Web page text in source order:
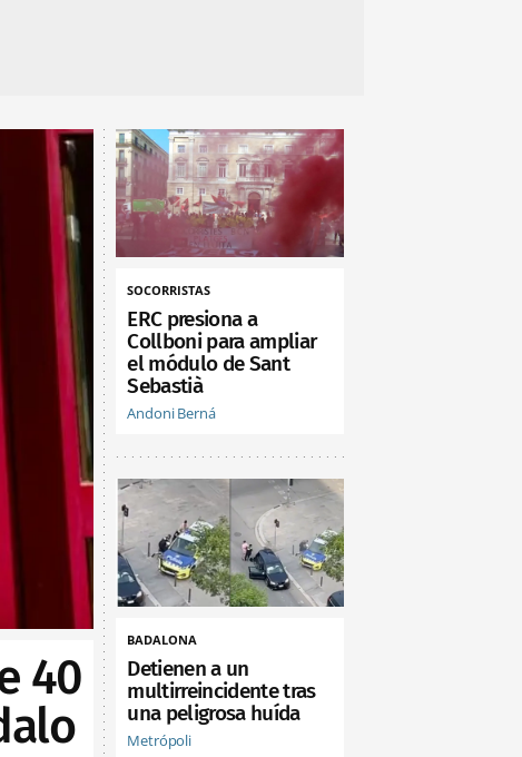
40
SOCORRISTAS
ERC presiona a
Collboni para ampliar
el módulo de Sant
Sebastià
Andoni Berná
BADALONA
Detienen a un
multirreincidente tras
una peligrosa huída
Metrópoli